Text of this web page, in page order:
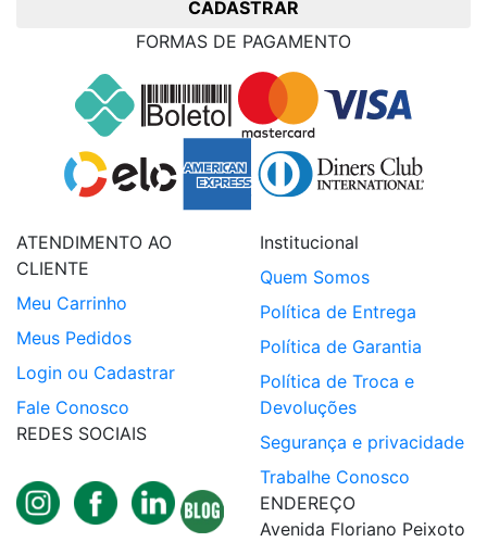
CADASTRAR
FORMAS DE PAGAMENTO
ATENDIMENTO AO
CLIENTE
Meu Carrinho
Meus Pedidos
Login ou Cadastrar
Fale Conosco
REDES SOCIAIS
Institucional
Quem Somos
Política de Entrega
Política de Garantia
Política de Troca e
Devoluções
Segurança e privacidade
Trabalhe Conosco
ENDEREÇO
Avenida Floriano Peixoto